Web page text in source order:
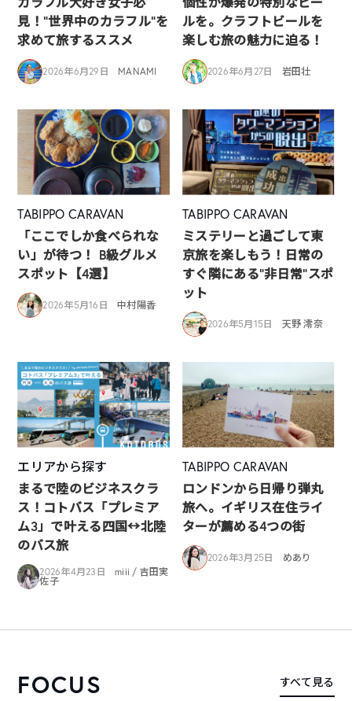
見！”世界中のカラフル”を
求めて旅するススメ
2026年6月29日 MANAMI
ルを。クラフトビールを
楽しむ旅の魅力に迫る！
2026年6月27日 岩田壮
TABIPPO CARAVAN
「ここでしか食べられな
い」が待つ！ B級グルメ
スポット【4選】
2026年5月16日 中村陽香
TABIPPO CARAVAN
ミステリーと過ごして東
京旅を楽しもう！日常の
すぐ隣にある”非日常”スポ
ット
2026年5月15日 天野 澪奈
エリアから探す
まるで陸のビジネスクラ
ス！コトバス「プレミア
ム3」で叶える四国↔︎北陸
のバス旅
2026年4月23日
miii / 吉田実
佐子
TABIPPO CARAVAN
ロンドンから日帰り弾丸
旅へ。イギリス在住ライ
ターが薦める4つの街
2026年3月25日 めあり
FOCUS すべて見る